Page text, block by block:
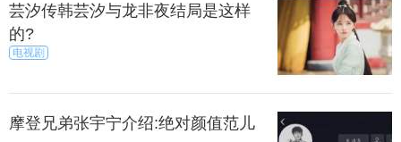
芸汐传韩芸汐与龙非夜结局是这样
的?
电视剧
摩登兄弟张宇宁介绍:绝对颜值范儿